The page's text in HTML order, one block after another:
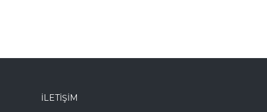
İLETIŞIM